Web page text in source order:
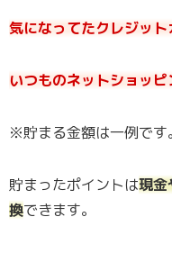
気になってたクレジッ
いつものネットショッ
※貯まる金額は一例です。
貯まったポイントは現金
換できます。